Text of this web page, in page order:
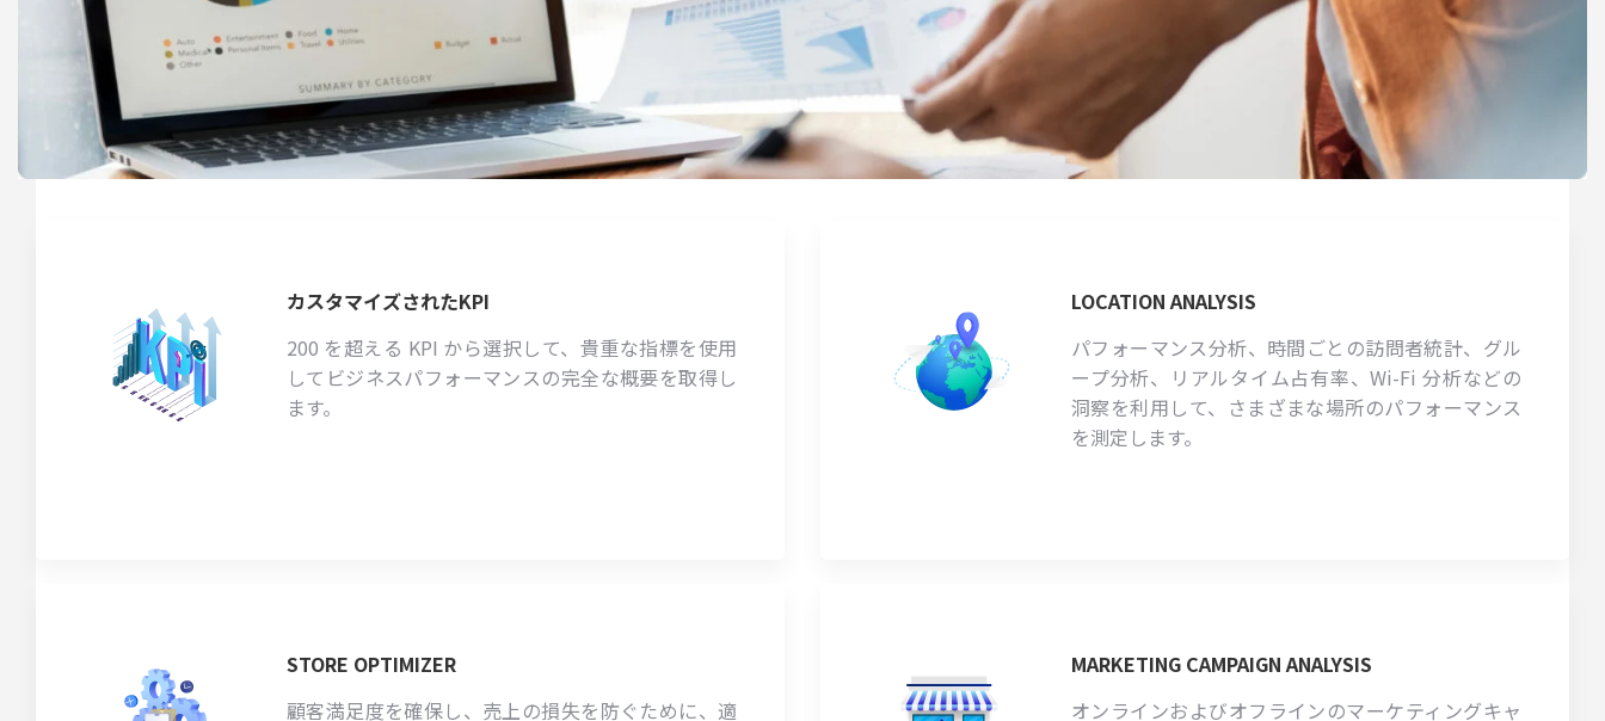
カスタマイズされたKPI
200 を超える KPI から選択して、貴重な指標を使用
してビジネスパフォーマンスの完全な概要を取得し
ます。
STORE OPTIMIZER
顧客満足度を確保し、売上の損失を防ぐために、適
LOCATION ANALYSIS
パフォーマンス分析、時間ごとの訪問者統計、グル
ープ分析、リアルタイム占有率、Wi-Fi 分析などの
洞察を利用して、さまざまな場所のパフォーマンス
を測定します。
MARKETING CAMPAIGN ANALYSIS
オンラインおよびオフラインのマーケティングキャ